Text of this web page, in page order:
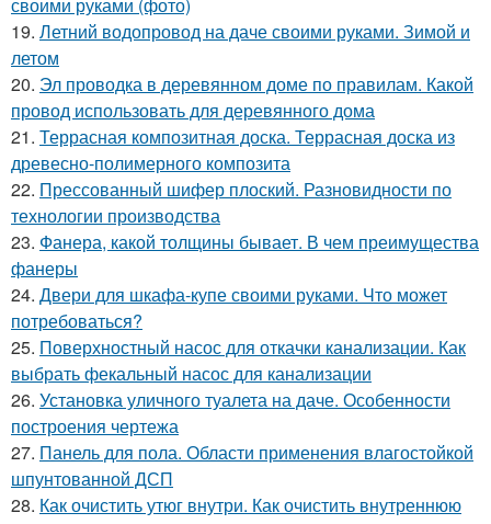
19. Летний водопровод на даче своими руками. Зимой и
летом
20. Эл проводка в деревянном доме по правилам. Какой
провод использовать для деревянного дома
21. Террасная композитная доска. Террасная доска из
древесно-полимерного композита
22. Прессованный шифер плоский. Разновидности по
технологии производства
23. Фанера, какой толщины бывает. В чем преимущества
фанеры
24. Двери для шкафа-купе своими руками. Что может
потребоваться?
25. Поверхностный насос для откачки канализации. Как
выбрать фекальный насос для канализации
26. Установка уличного туалета на даче. Особенности
построения чертежа
27. Панель для пола. Области применения влагостойкой
шпунтованной ДСП
28. Как очистить утюг внутри. Как очистить внутреннюю